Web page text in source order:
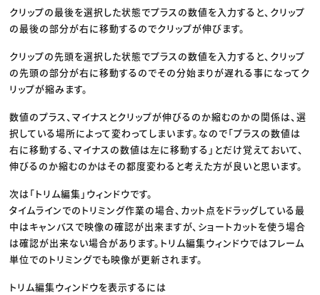
クリップの最後を選択した状態でプラスの数値を入力すると、クリップ
の最後の部分が右に移動するのでクリップが伸びます。
クリップの先頭を選択した状態でプラスの数値を入力すると、クリップ
の先頭の部分が右に移動するのでその分始まりが遅れる事になってク
リップが縮みます。
数値のプラス、マイナスとクリップが伸びるのか縮むのかの関係は、選
択している場所によって変わってしまいます。なので「プラスの数値は
右に移動する、マイナスの数値は左に移動する」とだけ覚えておいて、
伸びるのか縮むのかはその都度変わると考えた方が良いと思います。
次は「トリム編集」ウィンドウです。
タイムラインでのトリミング作業の場合、カット点をドラッグしている最
中はキャンバスで映像の確認が出来ますが、ショートカットを使う場合
は確認が出来ない場合があります。トリム編集ウィンドウではフレーム
単位でのトリミングでも映像が更新されます。
トリム編集ウィンドウを表示するには